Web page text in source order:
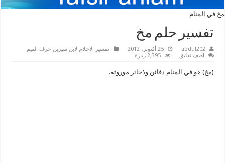
مخ في المنام
تفسير حلم مخ
abdul202 25 أكتوبر، 2012
تفسير الاحلام لابن سيرين حرف الميم
اضف تعليق
2,395 زيارة
(مخ) هو في المنام دفائن وذخائر موروثة.